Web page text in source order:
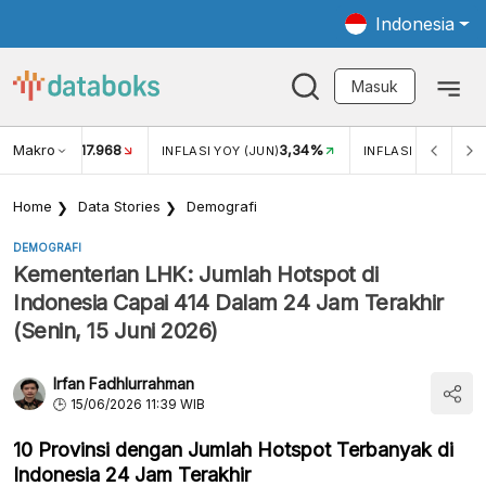
Indonesia
Masuk
Makro
USD/IDR 17.968 INFLASI YOY (JUN)3,34% INFLASI MOM
Home Data Stories Demografi
DEMOGRAFI
Kementerian LHK: Jumlah Hotspot di
Indonesia Capai 414 Dalam 24 Jam Terakhir
(Senin, 15 Juni 2026)
Irfan Fadhlurrahman
15/06/2026 11:39 WIB
10 Provinsi dengan Jumlah Hotspot Terbanyak di
Indonesia 24 Jam Terakhir